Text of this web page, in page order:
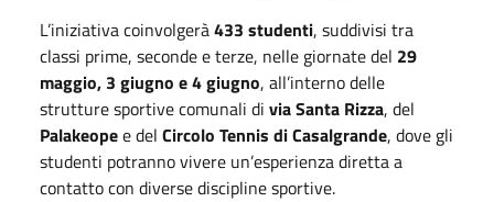
L’iniziativa coinvolgerà433 studenti, suddivisi tra
classi prime, seconde e terze, nelle giornate del 29
maggio, 3 giugno e 4 giugno, all’interno delle
strutture sportive comunali di via Santa Rizza, del
Palakeopee del Circolo Tennis di Casalgrande, dove gli
studenti potranno vivere un’esperienza diretta a
contatto con diverse discipline sportive.